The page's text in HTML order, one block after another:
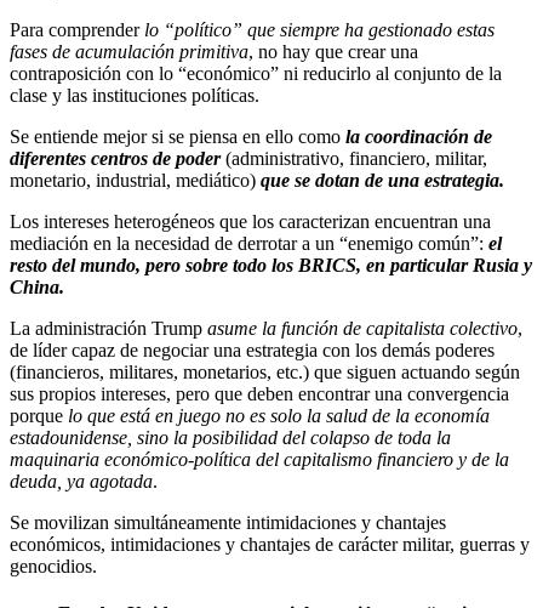
Para comprender lo “político” que siempre ha gestionado estas
fases de acumulación primitiva, no hay que crear una
contraposición con lo “económico” ni reducirlo al conjunto de la
clase y las instituciones políticas.
Se entiende mejor si se piensa en ello como la coordinación de
diferentes centros de poder(administrativo, financiero, militar,
monetario, industrial, mediático) que se dotan de una estrategia.
Los intereses heterogéneos que los caracterizan encuentran una
mediación en la necesidad de derrotar a un “enemigo común”: el
resto del mundo, pero sobre todo los BRICS, en particular Rusia y
China.
La administración Trump asume la función de capitalista colectivo,
de líder capaz de negociar una estrategia con los demás poderes
(financieros, militares, monetarios, etc.) que siguen actuando según
sus propios intereses, pero que deben encontrar una convergencia
porque lo que está en juego no es solo la salud de la economía
estadounidense, sino la posibilidad del colapso de toda la
maquinaria económico-política del capitalismo financiero y de la
deuda, ya agotada.
Se movilizan simultáneamente intimidaciones y chantajes
económicos, intimidaciones y chantajes de carácter militar, guerras y
genocidios.